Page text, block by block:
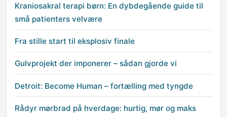
Kraniosakral terapi børn: En dybdegående guide til
små patienters velvære
Fra stille start til eksplosiv finale
Gulvprojekt der imponerer – sådan gjorde vi
Detroit: Become Human – fortælling med tyngde
Rådyr mørbrad på hverdage: hurtig, mør og maks